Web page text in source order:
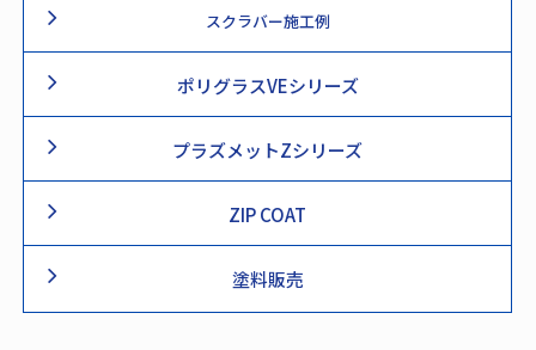
スクラバー施工例
ポリグラスVEシリーズ
プラズメットZシリーズ
ZIP COAT
塗料販売